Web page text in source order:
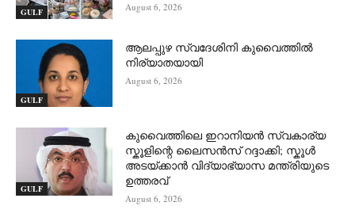
GULF August 6, 2026
GULF
ആലപ്പുഴ സ്വദേശിനി കുവൈത്തിൽ
നിര്യാതയായി
August 6, 2026
GULF
കുവൈത്തിലെ ഇറാനിയൻ സ്വകാര്യ
സ്കൂളിന്റെ ലൈസൻസ് റദ്ദാക്കി; സ്കൂൾ
അടയ്ക്കാൻ വിദ്യാഭ്യാസ മന്ത്രിയുടെ
ഉത്തരവ്
August 6, 2026